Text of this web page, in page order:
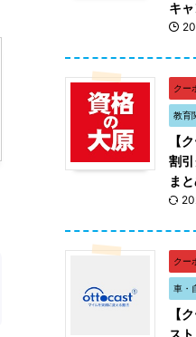
キ
クー
教育
【
割
ま
クー
車・
【
ス